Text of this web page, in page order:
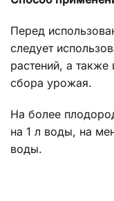
Перед
следует
растений, а
сбора урожая.
На более
на 1 л воды, на
воды.